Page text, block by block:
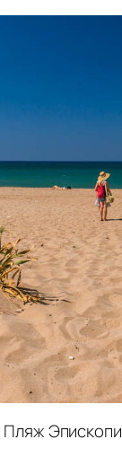
Пляж Эпископи